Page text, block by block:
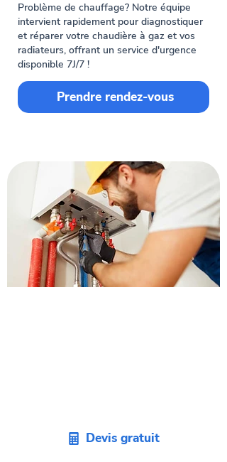
Problème de chauffage? Notre équipe
intervient rapidement pour diagnostiquer
et réparer votre chaudière à gaz et vos
radiateurs, offrant un service d'urgence
disponible 7J/7 !
Prendre rendez-vous
Devis gratuit